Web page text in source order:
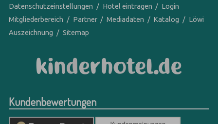
Datenschutzeinstellungen
Hotel eintragen
Login
Mitgliederbereich
Partner Mediadaten Katalog
Löwi
Auszeichnung
Sitemap
Kundenbewertungen